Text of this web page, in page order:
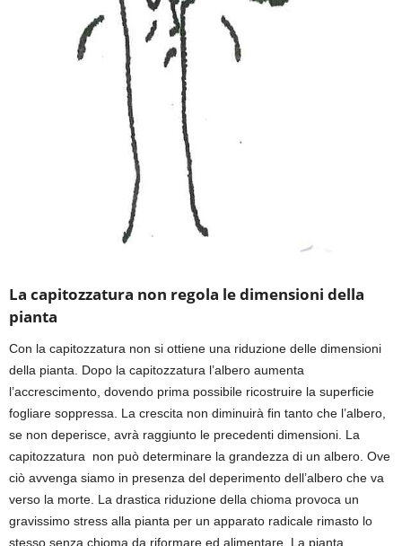
La capitozzatura non regola le dimensioni della
pianta
Con la capitozzatura non si ottiene una riduzione delle dimensioni
della pianta. Dopo la capitozzatura l’albero aumenta
l’accrescimento, dovendo prima possibile ricostruire la superficie
fogliare soppressa. La crescita non diminuirà fin tanto che l’albero,
se non deperisce, avrà raggiunto le precedenti dimensioni. La
capitozzatura non può determinare la grandezza di un albero. Ove
ciò avvenga siamo in presenza del deperimento dell’albero che va
verso la morte. La drastica riduzione della chioma provoca un
gravissimo stress alla pianta per un apparato radicale rimasto lo
stesso senza chioma da riformare ed alimentare L a pianta